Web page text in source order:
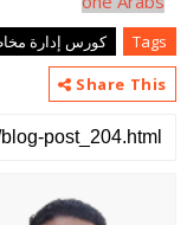
Tags كورس إدارة
Share This